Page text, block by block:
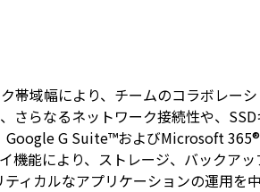
域幅により、チームのコラボレー
らなるネットワーク接続性や、
G Suite™およびMicrosoft
能により、ストレージ、バックア
ィカルなアプリケーションの運用を